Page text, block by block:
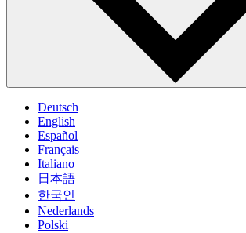
Deutsch
English
Español
Français
Italiano
日本語
한국인
Nederlands
Polski